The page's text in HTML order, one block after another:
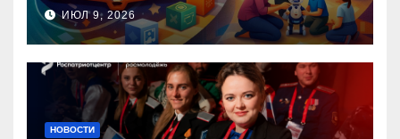
педагогов дошкольного
образования!
ИЮЛ 9, 2026
НОВОСТИ